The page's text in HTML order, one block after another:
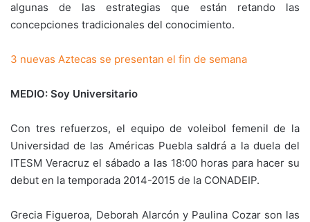
algunas de las estrategias que están retando las
concepciones tradicionales del conocimiento.
3 nuevas Aztecas se presentan el fin de semana
MEDIO: Soy Universitario
Con tres refuerzos, el equipo de voleibol femenil de la
Universidad de las Américas Puebla saldrá a la duela del
ITESM Veracruz el sábado a las 18:00 horas para hacer su
debut en la temporada 2014-2015 de la CONADEIP.
Grecia Figueroa, Deborah Alarcón y Paulina Cozar son las